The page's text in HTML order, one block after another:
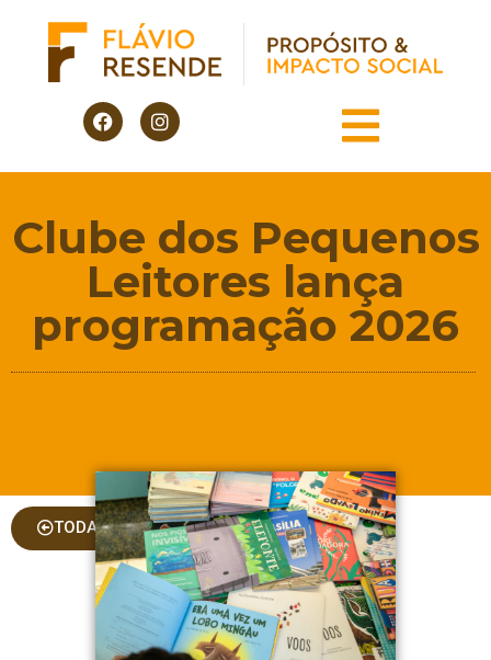
Clube dos Pequenos
Leitores lança
programação 2026
TODAS AS COLUNAS